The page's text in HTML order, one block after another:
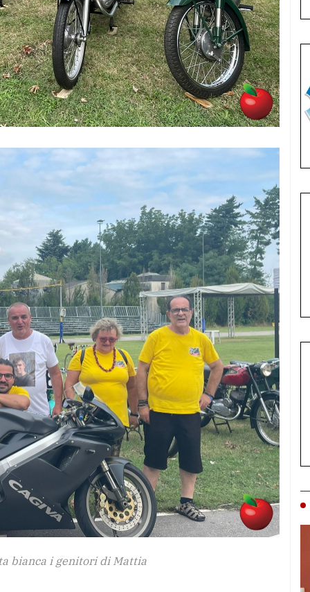
bianca i genitori di Mattia